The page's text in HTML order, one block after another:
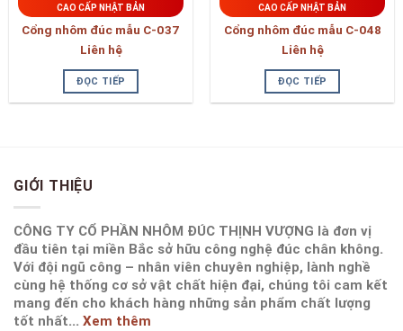
CAO CẤP NHẬT BẢN
Cổng nhôm đúc mẫu C-037
Liên hệ
ĐỌC TIẾP
CAO CẤP NHẬT BẢN
Cổng nhôm đúc mẫu C-048
Liên hệ
ĐỌC TIẾP
GIỚI THIỆU
CÔNG TY CỔ PHẦN NHÔM ĐÚC THỊNH VƯỢNG là đơn vị
đầu tiên tại miền Bắc sở hữu công nghệ đúc chân không.
Với đội ngũ công – nhân viên chuyên nghiệp, lành nghề
cùng hệ thống cơ sở vật chất hiện đại, chúng tôi cam kết
mang đến cho khách hàng những sản phẩm chất lượng
tốt nhất... Xem thêm